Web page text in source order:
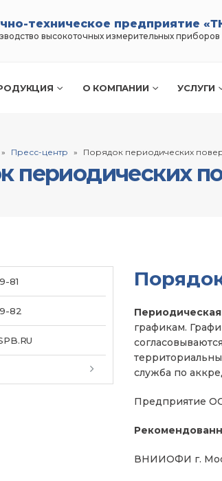
техническое предприятие
высокоточных измерительных приборов
О КОМПАНИИ УСЛУГИ
» Пресс-центр » Порядок периодических
периодических
графикам.
служба по
Предприятие
ВНИИОФИ г.
81
82